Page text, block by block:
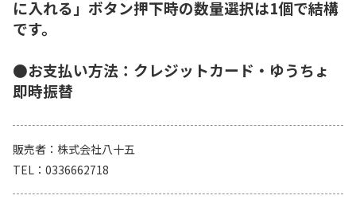
に入れる」ボタン押下時の数量選択は1個で結構
です。
●お支払い方法：クレジットカード・ゆうちょ
即時振替
販売者
株式会社八十五
TEL
0336662718